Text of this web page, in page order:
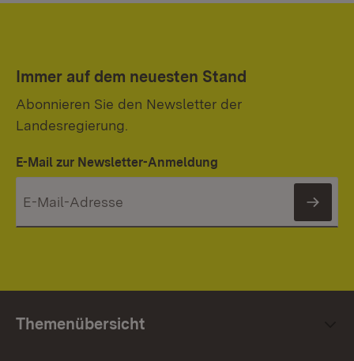
Immer auf dem neuesten Stand
Abonnieren Sie den Newsletter der
Landesregierung.
E-Mail zur Newsletter-Anmeldung
Themenübersicht